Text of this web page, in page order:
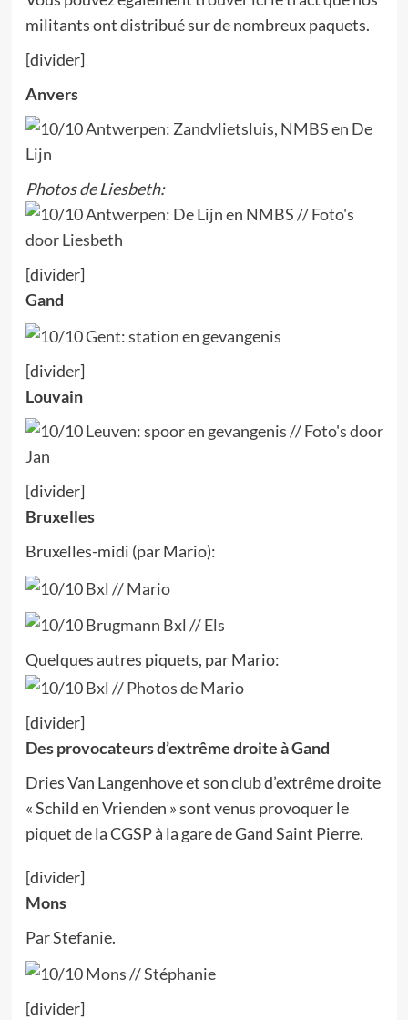
militants ont distribué sur de nombreux paquets.
[divider]
Anvers
Photos de Liesbeth:
[divider]
Gand
[divider]
Louvain
[divider]
Bruxelles
Bruxelles-midi (par Mario):
Quelques autres piquets, par Mario:
[divider]
Des provocateurs d’extrême droite à Gand
Dries Van Langenhove et son club d’extrême droite
« Schild en Vrienden » sont venus provoquer le
piquet de la CGSP à la gare de Gand Saint Pierre.
[divider]
Mons
Par Stefanie.
[divider]